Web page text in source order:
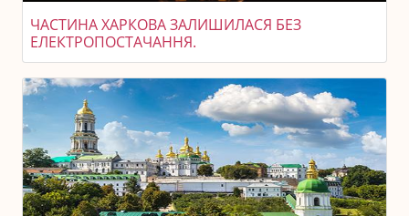
ЧАСТИНА ХАРКОВА ЗАЛИШИЛАСЯ БЕЗ
ЕЛЕКТРОПОСТАЧАННЯ.